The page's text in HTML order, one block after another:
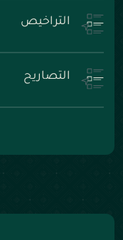
التراخيص
التصاريح